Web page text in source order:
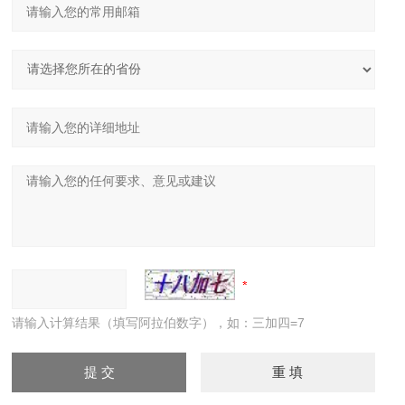
请输入计算结果（填写阿拉伯数字），如：三加四=7